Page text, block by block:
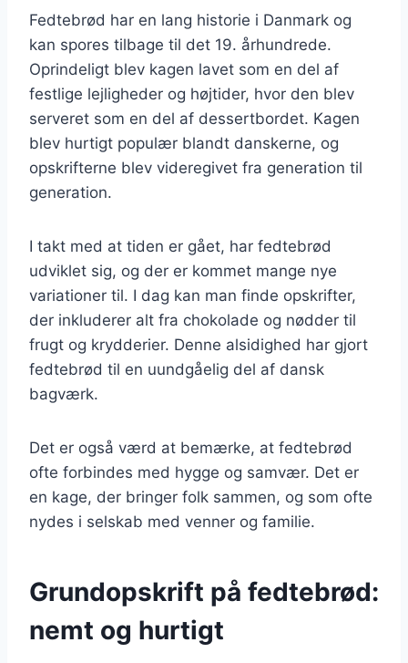
Fedtebrød har en lang historie i Danmark og
kan spores tilbage til det 19. århundrede.
Oprindeligt blev kagen lavet som en del af
festlige lejligheder og højtider, hvor den blev
serveret som en del af dessertbordet. Kagen
blev hurtigt populær blandt danskerne, og
opskrifterne blev videregivet fra generation til
generation.
I takt med at tiden er gået, har fedtebrød
udviklet sig, og der er kommet mange nye
variationer til. I dag kan man finde opskrifter,
der inkluderer alt fra chokolade og nødder til
frugt og krydderier. Denne alsidighed har gjort
fedtebrød til en uundgåelig del af dansk
bagværk.
Det er også værd at bemærke, at fedtebrød
ofte forbindes med hygge og samvær. Det er
en kage, der bringer folk sammen, og som ofte
nydes i selskab med venner og familie.
Grundopskrift på fedtebrød:
nemt og hurtigt